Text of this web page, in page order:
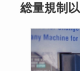
総量規制